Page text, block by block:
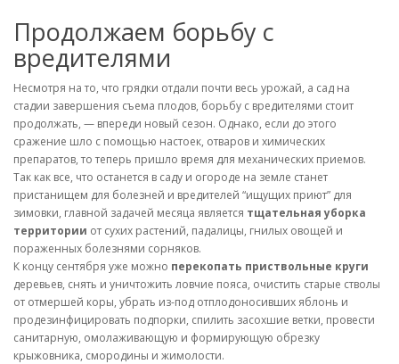
Продолжаем борьбу с
вредителями
Несмотря на то, что грядки отдали почти весь урожай, а сад на
стадии завершения съема плодов, борьбу с вредителями стоит
продолжать, — впереди новый сезон. Однако, если до этого
сражение шло с помощью настоек, отваров и химических
препаратов, то теперь пришло время для механических приемов.
Так как все, что останется в саду и огороде на земле станет
пристанищем для болезней и вредителей “ищущих приют” для
зимовки, главной задачей месяца является тщательная уборка
территории от сухих растений, падалицы, гнилых овощей и
пораженных болезнями сорняков.
К концу сентября уже можно перекопать приствольные круги
деревьев, снять и уничтожить ловчие пояса, очистить старые стволы
от отмершей коры, убрать из-под отплодоносивших яблонь и
продезинфицировать подпорки, спилить засохшие ветки, провести
санитарную, омолаживающую и формирующую обрезку
крыжовника, смородины и жимолости.